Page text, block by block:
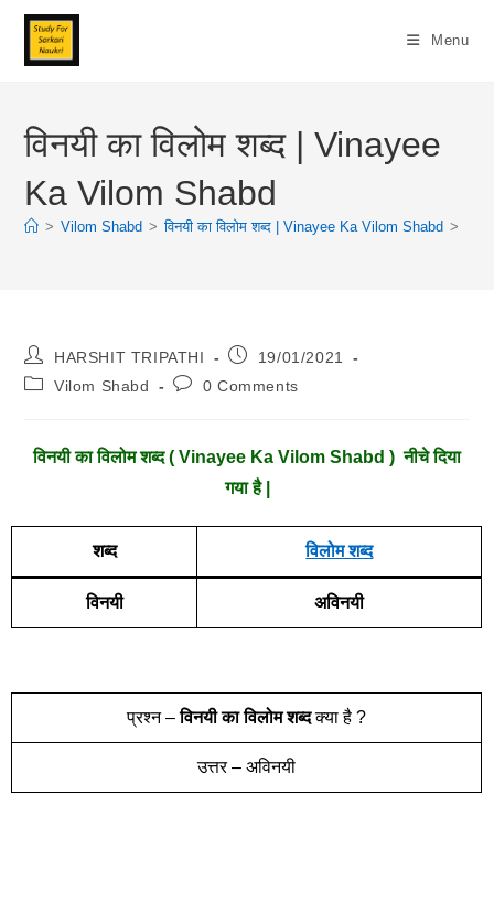
Skip
Content
Menu
विनयी का विलोम शब्द | Vinayee
Ka Vilom Shabd
> Vilom Shabd > विनयी का विलोम शब्द | Vinayee Ka Vilom Shabd >
Post
Author:
HARSHIT TRIPATHI
Post19/01/2021
PostVilom Shabd
Post0 Comments
विनयी का विलोम शब्द ( Vinayee Ka Vilom Shabd ) नीचे दिया
गया है |
शब्द विलोम शब्द
विनयी अविनयी
प्रश्न –विनयी का विलोम शब्दक्या है ?
उत्तर – अविनयी